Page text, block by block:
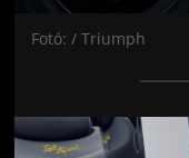
Fotó: / Triumph